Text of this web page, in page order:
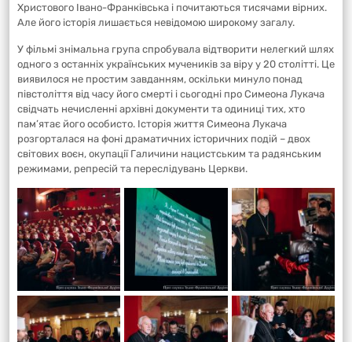
Христового Івано-Франківська і почитаються тисячами вірних.
Але його історія лишається невідомою широкому загалу.
У фільмі знімальна група спробувала відтворити нелегкий шлях
одного з останніх українських мучеників за віру у 20 столітті. Це
виявилося не простим завданням, оскільки минуло понад
півстоліття від часу його смерті і сьогодні про Симеона Лукача
свідчать нечисленні архівні документи та одиниці тих, хто
пам’ятає його особисто. Історія життя Симеона Лукача
розгорталася на фоні драматичних історичних подій – двох
світових воєн, окупації Галичини нацистським та радянським
режимами, репресій та переслідувань Церкви.